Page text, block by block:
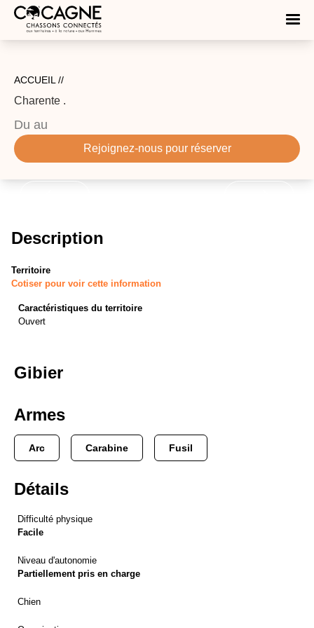
ACCUEIL //
Charente .
Du au
Rejoignez-nous pour réserver
Description
Territoire
Cotiser pour voir cette information
Caractéristiques du territoire
Ouvert
Gibier
Armes
Arc Carabine Fusil
Détails
Difficulté physique
Facile
Niveau d'autonomie
Partiellement pris en charge
Chien